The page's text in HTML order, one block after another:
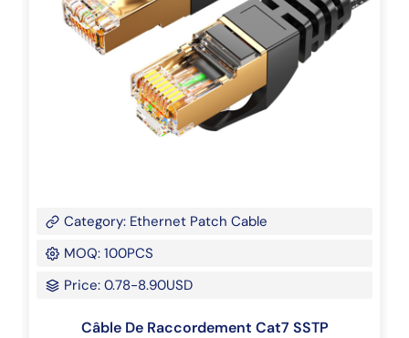
Category: Ethernet Patch Cable
MOQ: 100PCS
Price: 0.78-8.90USD
Câble De Raccordement Cat7 SSTP